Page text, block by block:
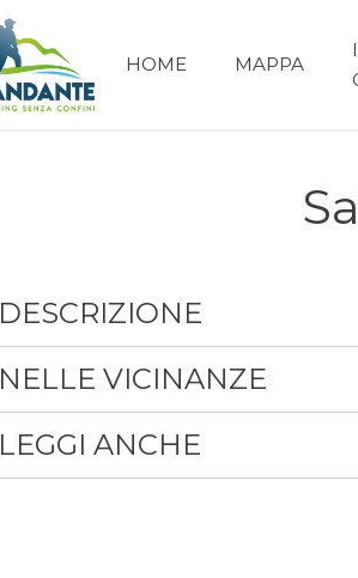
HOME MAPPA
DESCRIZIONE
NELLE VICINANZE
LEGGI ANCHE